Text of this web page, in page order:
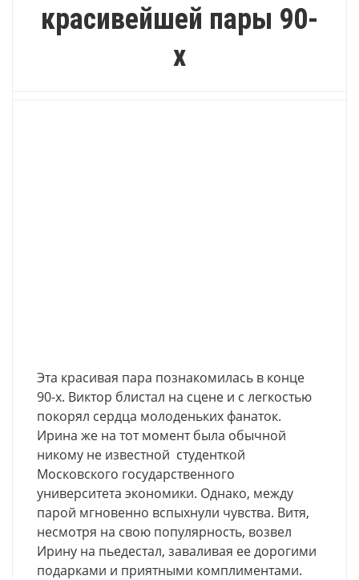
красивейшей пары 90-
х
Эта красивая пара познакомилась в конце
90-х. Виктор блистал на сцене и с легкостью
покорял сердца молоденьких фанаток.
Ирина же на тот момент была обычной
никому не известной студенткой
Московского государственного
университета экономики. Однако, между
парой мгновенно вспыхнули чувства. Витя,
несмотря на свою популярность, возвел
Ирину на пьедестал, заваливая ее дорогими
подарками и приятными комплиментами.